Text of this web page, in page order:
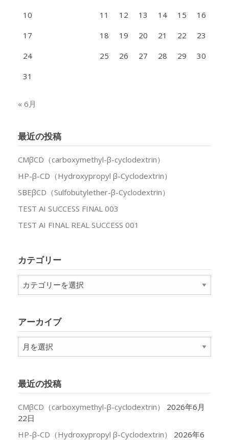
10
11 12 13 14 15
16
17
18 19 20 21 22
23
24
25 26 27 28 29
30
31
« 6月
最近の投稿
CMβCD（carboxymethyl-β-cyclodextrin）
HP-β-CD（Hydroxypropyl β-Cyclodextrin）
SBEβCD（Sulfobutylether-β-Cyclodextrin）
TEST AI SUCCESS FINAL 003
TEST AI FINAL REAL SUCCESS 001
カテゴリー
テ
ー
アーカイブ
ア
ー
ブ
最近の投稿
CMβCD（carboxymethyl-β-cyclodextrin）
2026年6月
22日
HP-β-CD（Hydroxypropyl β-Cyclodextrin）
2026年6